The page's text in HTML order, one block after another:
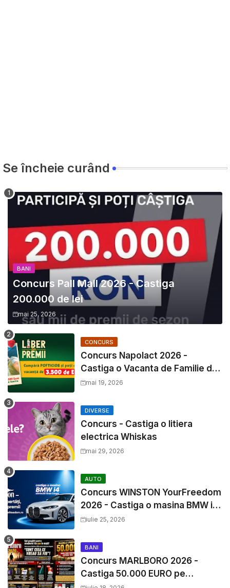
Se încheie curând
BANI
Concurs Pall Mall 2026 - Castiga
200.000 de lei
mai 25, 2026
CONCURS
Concurs Napolact 2026 -
Castiga o Vacanta de Familie de
3500 Euro
mai 19, 2026
DIVERSE
Concurs - Castiga o litiera
electrica Whiskas
mai 29, 2026
AUTO
Concurs WINSTON YourFreedom
2026 - Castiga o masina BMW i4
si mii de premii cash
iulie 25, 2026
BANI
Concurs MARLBORO 2026 -
Castiga 50.000 EURO pe